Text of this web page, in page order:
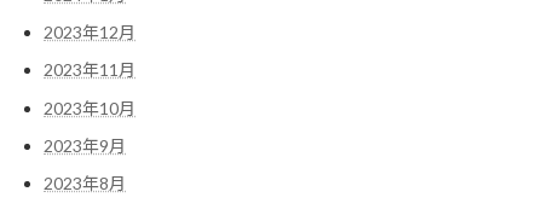
2023年12月
2023年11月
2023年10月
2023年9月
2023年8月